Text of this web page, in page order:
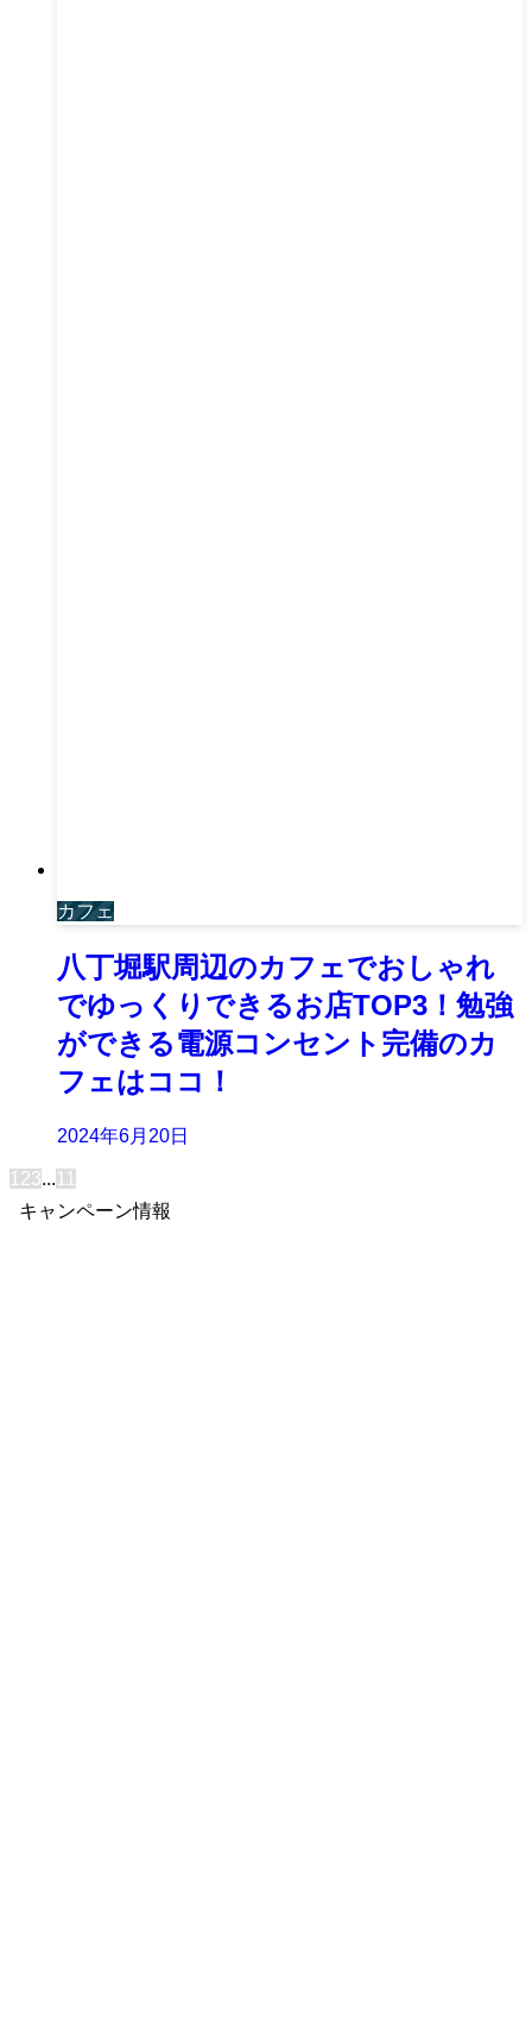
カフェ
八丁堀駅周辺のカフェでおしゃれ
でゆっくりできるお店TOP3！勉強
ができる電源コンセント完備のカ
フェはココ！
2024年6月20日
1 23...11
キャンペーン情報